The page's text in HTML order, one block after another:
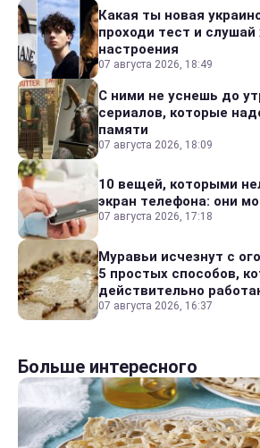
Какая ты новая
проходи тест и слушай
настроения
07 августа 2026, 18:49
С ними не уснешь до
сериалов, которые
памяти
07 августа 2026, 18:09
10 вещей, которыми
экран телефона: они
07 августа 2026, 17:18
Муравьи исчезнут с
5 простых способов,
действительно
07 августа 2026, 16:37
Больше интересного